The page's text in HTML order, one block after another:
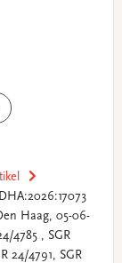
Haag, 05-06-
4785 , SGR
24/4791, SGR